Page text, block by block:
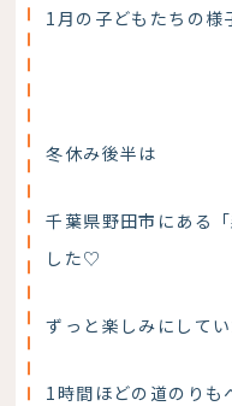
1月の子どもたちの
冬休み後半は
千葉県野田市にある
した♡
ずっと楽しみにして
1時間ほどの道のり